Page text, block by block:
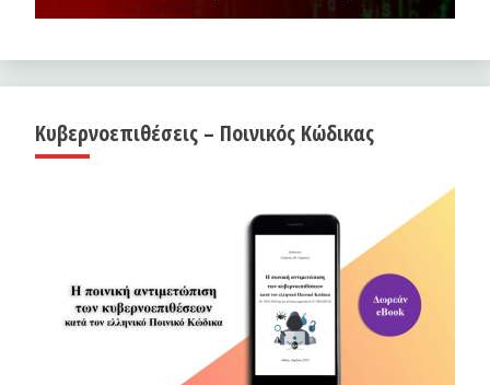
Κυβερνοεπιθέσεις – Ποινικός Κώδικας